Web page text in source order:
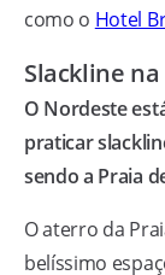
como o Hotel
Slackline na
O Nordeste
praticar
sendo a Praia
O aterro da
belíssimo